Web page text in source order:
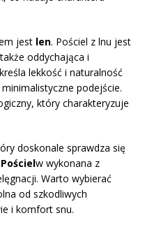
jest len. Pościel z lnu jest
oddychająca i
lekkość i naturalność
podejście.
który charakteryzuje
doskonale sprawdza się
Pościelw wykonana z
Warto wybierać
od szkodliwych
i komfort snu.